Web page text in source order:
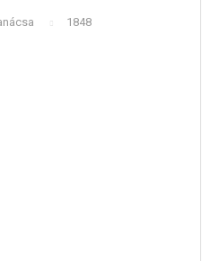
1848